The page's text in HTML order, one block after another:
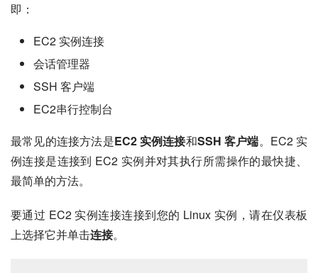
即：
EC2 实例连接
会话管理器
SSH 客户端
EC2串行控制台
最常见的连接方法是EC2 实例连接和SSH 客户端。EC2 实
例连接是连接到 EC2 实例并对其执行所需操作的最快捷、
最简单的方法。
要通过 EC2 实例连接连接到您的 Linux 实例，请在仪表板
上选择它并单击连接。